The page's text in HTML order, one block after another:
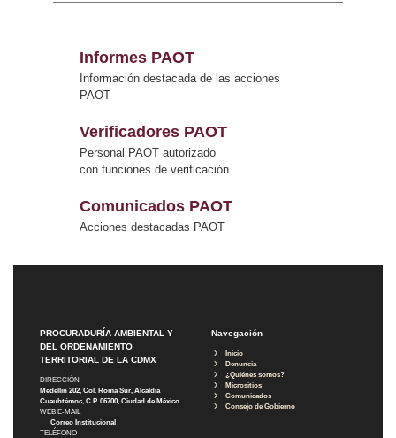
Informes PAOT
Información destacada de las acciones
PAOT
Verificadores PAOT
Personal PAOT autorizado
con funciones de verificación
Comunicados PAOT
Acciones destacadas PAOT
PROCURADURÍA AMBIENTAL Y
DEL ORDENAMIENTO
TERRITORIAL DE LA CDMX
DIRECCIÓN
Medellín 202, Col. Roma Sur, Alcaldía
Cuauhtémoc, C.P. 06700, Ciudad de México
WEB E-MAIL
Correo Institucional
TELÉFONO
Navegación
Inicio
Denuncia
¿Quiénes somos?
Micrositios
Comunicados
Consejo de Gobierno